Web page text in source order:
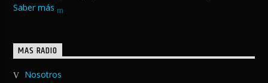
Saber más
MAS RADIO
Nosotros